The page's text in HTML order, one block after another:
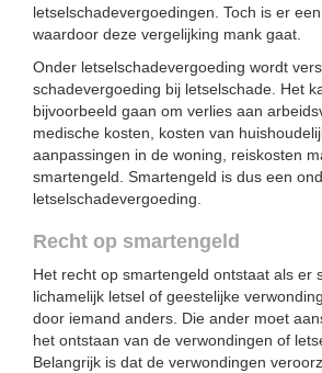
letselschadevergoedingen. Toch is er
waardoor deze vergelijking mank gaat.
Onder letselschadevergoeding wordt
schadevergoeding bij letselschade. Het
bijvoorbeeld gaan om verlies aan
medische kosten, kosten van
aanpassingen in de woning, reiskosten
smartengeld. Smartengeld is dus een
letselschadevergoeding.
Recht op smartengeld
Het recht op smartengeld ontstaat als er
lichamelijk letsel of geestelijke
door iemand anders. Die ander moet
het ontstaan van de verwondingen of
Belangrijk is dat de verwondingen